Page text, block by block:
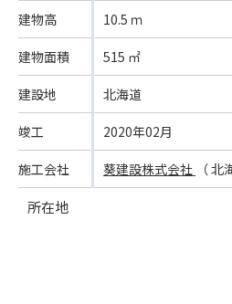
建物高 10.5 ｍ
建物面積 515 ㎡
建設地 北海道
竣工 2020年02月
施工会社 葵建設株式会社 （ 北
所在地